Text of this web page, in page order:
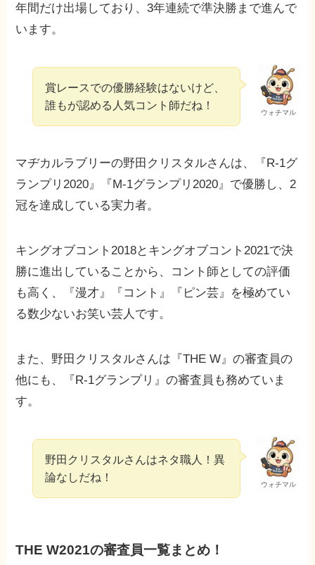
年間だけ出場しており、3年連続で準決勝まで進んで
います。
ウォチマル
賞レースでの優勝経験はないけど、
誰もが認める人気コント師だね！
マヂカルラブリーの野田クリスタルさんは、『R-1グ
ランプリ2020』『M-1グランプリ2020』で優勝し、2
冠を達成している実力者。
キングオブコント2018とキングオブコント2021で決
勝に進出していることから、コント師としての評価
も高く、『漫才』『コント』『ピン芸』を極めてい
る数少ないお笑い芸人です。
また、野田クリスタルさんは『THE W』の審査員の
他にも、『R-1グランプリ』の審査員も務めていま
す。
ウォチマル
野田クリスタルさんはネタ職人！異
論なしだね！
THE W2021の審査員一覧まとめ！